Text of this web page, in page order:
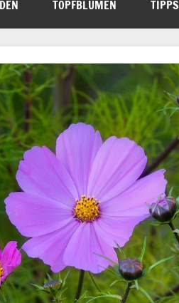
TOPFBLUMEN TIPPS